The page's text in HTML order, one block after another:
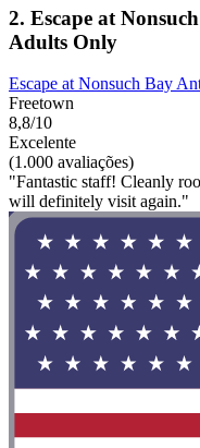
2. Escape at
Adults Only
Escape at Nonsuch Bay
Freetown
8,8/10
Excelente
(1.000 avaliações)
"Fantastic staff! Cleanly
will definitely visit again."